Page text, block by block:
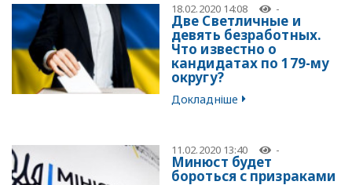
18.02.2020 14:08 -
Две Светличные и
девять безработных.
Что известно о
кандидатах по 179-му
округу?
Докладніше
11.02.2020 13:40 -
Минюст будет
бороться с призраками